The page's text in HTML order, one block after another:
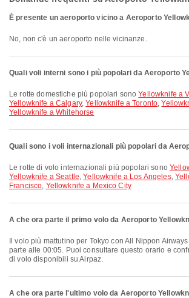
È presente un aeroporto vicino a Aeroporto
No, non c'è un aeroporto nelle vicinanze.
Quali voli interni sono i più popolari da Aeroporto
Le rotte domestiche più popolari sonoYellowknife a
Yellowknife a Calgary,Yellowknife a Toronto,
Yellowknife a Whitehorse
Quali sono i voli internazionali più popolari da
Le rotte di volo internazionali più popolari sono
Yellowknife a Seattle,Yellowknife a Los Angeles,
Francisco, Yellowknife a Mexico City
A che ora parte il primo volo da Aeroporto
parte alle 00:05. Puoi consultare questo orario e
di volo disponibili su Airpaz.
A che ora parte l'ultimo volo da Aeroporto